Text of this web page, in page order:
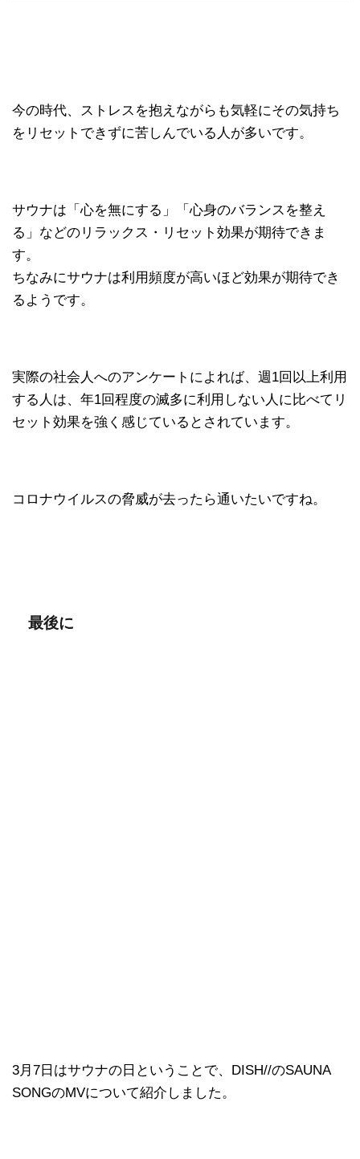
今の時代、ストレスを抱えながらも気軽にその気持ち
をリセットできずに苦しんでいる人が多いです。
サウナは「心を無にする」「心身のバランスを整え
る」などのリラックス・リセット効果が期待できま
す。
ちなみにサウナは利用頻度が高いほど効果が期待でき
るようです。
実際の社会人へのアンケートによれば、週1回以上利用
する人は、年1回程度の滅多に利用しない人に比べてリ
セット効果を強く感じているとされています。
コロナウイルスの脅威が去ったら通いたいですね。
最後に
3月7日はサウナの日ということで、DISH//のSAUNA
SONGのMVについて紹介しました。